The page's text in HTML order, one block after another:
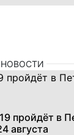
НОВОСТИ
пройдёт в
августа